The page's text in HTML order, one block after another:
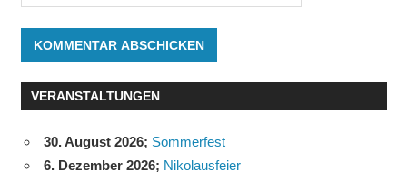
VERANSTALTUNGEN
30. August 2026; Sommerfest
6. Dezember 2026; Nikolausfeier